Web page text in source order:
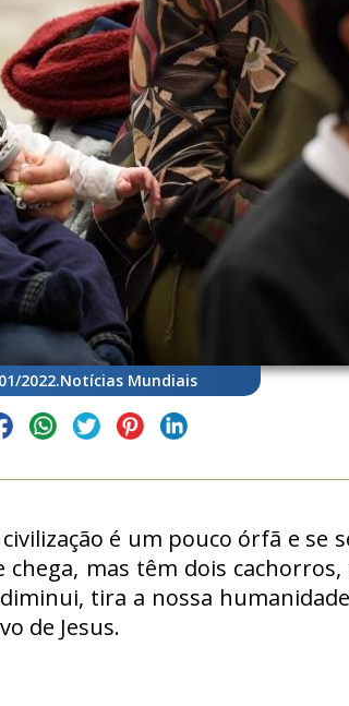
2022.Notícias Mundiais
é um pouco órfã e se
mas têm dois
tira a nossa
de Jesus.